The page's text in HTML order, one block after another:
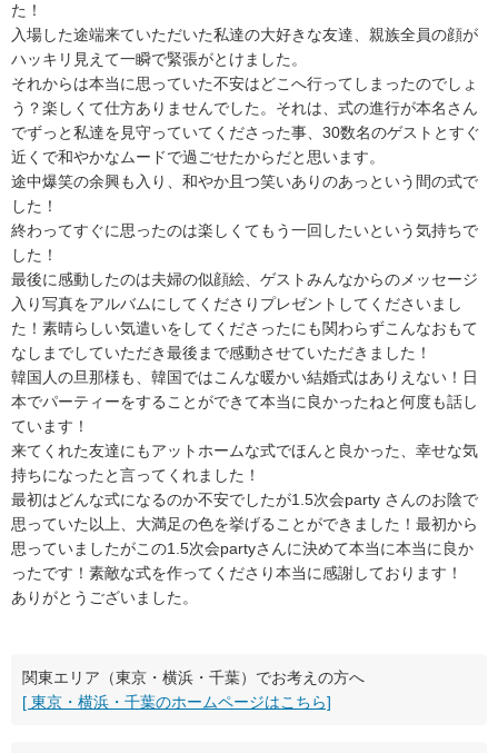
た！
入場した途端来ていただいた私達の大好きな友達、親族全員の顔が
ハッキリ見えて一瞬で緊張がとけました。
それからは本当に思っていた不安はどこへ行ってしまったのでしょ
う？楽しくて仕方ありませんでした。それは、式の進行が本名さん
でずっと私達を見守っていてくださった事、30数名のゲストとすぐ
近くで和やかなムードで過ごせたからだと思います。
途中爆笑の余興も入り、和やか且つ笑いありのあっという間の式で
した！
終わってすぐに思ったのは楽しくてもう一回したいという気持ちで
した！
最後に感動したのは夫婦の似顔絵、ゲストみんなからのメッセージ
入り写真をアルバムにしてくださりプレゼントしてくださいまし
た！素晴らしい気遣いをしてくださったにも関わらずこんなおもて
なしまでしていただき最後まで感動させていただきました！
韓国人の旦那様も、韓国ではこんな暖かい結婚式はありえない！日
本でパーティーをすることができて本当に良かったねと何度も話し
ています！
来てくれた友達にもアットホームな式でほんと良かった、幸せな気
持ちになったと言ってくれました！
最初はどんな式になるのか不安でしたが1.5次会party さんのお陰で
思っていた以上、大満足の色を挙げることができました！最初から
思っていましたがこの1.5次会partyさんに決めて本当に本当に良か
ったです！素敵な式を作ってくださり本当に感謝しております！
ありがとうございました。
関東エリア（東京・横浜・千葉）でお考えの方へ
[ 東京・横浜・千葉のホームページはこちら]